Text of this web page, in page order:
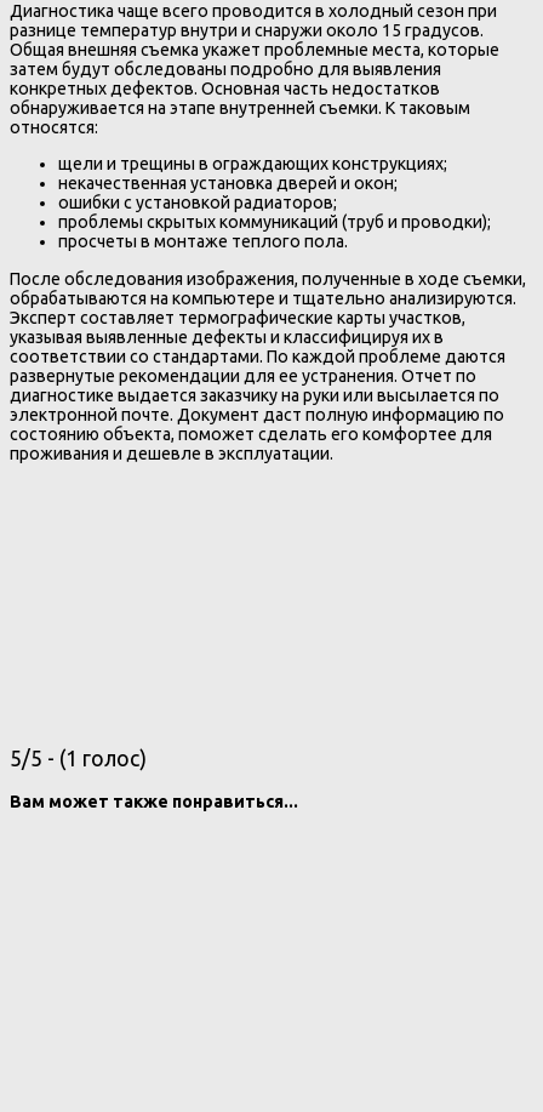
Диагностика чаще всего проводится в холодный сезон при
разнице температур внутри и снаружи около 15 градусов.
Общая внешняя съемка укажет проблемные места, которые
затем будут обследованы подробно для выявления
конкретных дефектов. Основная часть недостатков
обнаруживается на этапе внутренней съемки. К таковым
относятся:
щели и трещины в ограждающих конструкциях;
некачественная установка дверей и окон;
ошибки с установкой радиаторов;
проблемы скрытых коммуникаций (труб и проводки);
просчеты в монтаже теплого пола.
После обследования изображения, полученные в ходе съемки,
обрабатываются на компьютере и тщательно анализируются.
Эксперт составляет термографические карты участков,
указывая выявленные дефекты и классифицируя их в
соответствии со стандартами. По каждой проблеме даются
развернутые рекомендации для ее устранения. Отчет по
диагностике выдается заказчику на руки или высылается по
электронной почте. Документ даст полную информацию по
состоянию объекта, поможет сделать его комфортее для
проживания и дешевле в эксплуатации.
5/5 - (1 голос)
Вам может также понравиться...